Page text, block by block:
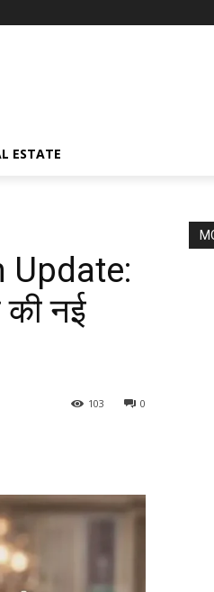
ESTATE
Update:
की नई
0
103